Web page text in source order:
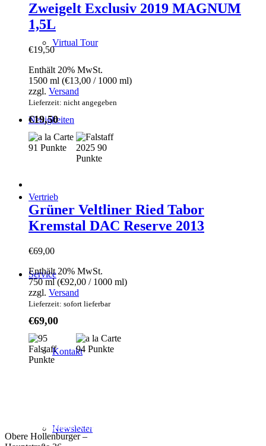
Virtual Tour
Neuigkeiten
Vertrieb
Service
Kontakt
Newsletter
Zweigelt Exclusiv 2019 MAGNUM
1,5L
€19,50
Enthält 20% MwSt.
1500 ml (€13,00 / 1000 ml)
zzgl. Versand
Lieferzeit: nicht angegeben
€19,50
Grüner Veltliner Ried Tabor
Kremstal DAC Reserve 2013
€69,00
Enthält 20% MwSt.
750 ml (€92,00 / 1000 ml)
zzgl. Versand
Lieferzeit: sofort lieferbar
€69,00
Büro/Weinkeller/Verkauf:
Obere Hollenburger –